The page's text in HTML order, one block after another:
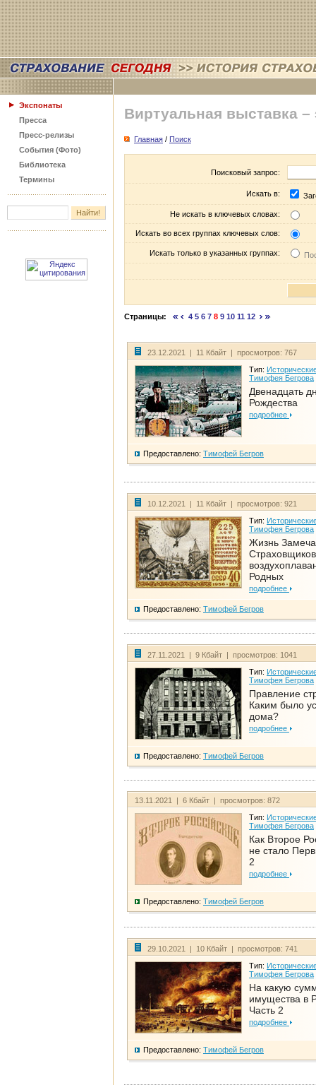
Экспонаты
Пресса
Пресс-релизы
События (Фото)
Библиотека
Термины
Виртуальная выставка –
Главная / Поиск
Поисковый запрос:
Искать в:
Не искать в ключевых словах:
Искать во всех группах ключевых слов:
Искать только в указанных группах:
Страницы: 4 5 6 7 8 9 10 11 12
23.12.2021 | 11 Кбайт | просмотров: 767
Тип:
Тимофея Бегрова
Двенадцать
Рождества
подробнее
Предоставлено: Тимофей Бегров
10.12.2021 | 11 Кбайт | просмотров: 921
Тип:
Тимофея Бегрова
Жизнь
Родных
подробнее
Предоставлено: Тимофей Бегров
27.11.2021 | 9 Кбайт | просмотров: 1041
Тип:
Тимофея Бегрова
Правление
Каким было
дома?
подробнее
Предоставлено: Тимофей Бегров
13.11.2021 | 6 Кбайт | просмотров: 872
Тип:
Тимофея Бегрова
Как Второе
не стало
2
подробнее
Предоставлено: Тимофей Бегров
29.10.2021 | 10 Кбайт | просмотров: 741
Тип:
Тимофея Бегрова
На какую
имущества в
Часть 2
подробнее
Предоставлено: Тимофей Бегров